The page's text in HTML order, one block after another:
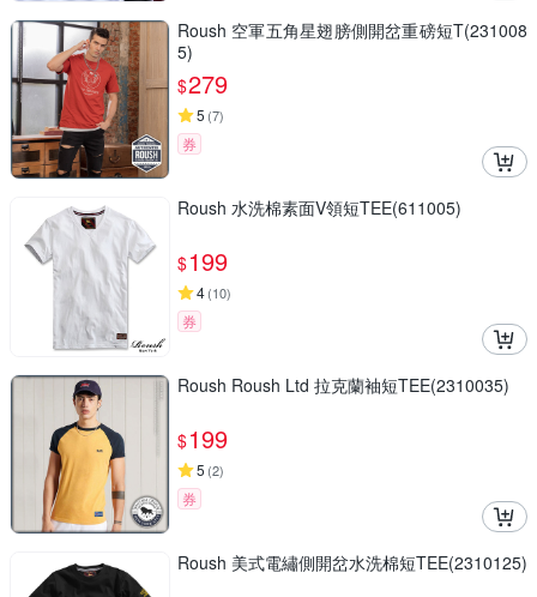
Roush 空軍五角星翅膀側開岔重磅短T(231008
5)
$279
5 (7)
券
Roush 水洗棉素面V領短TEE(611005)
$199
4(10)
券
Roush Roush Ltd 拉克蘭袖短TEE(2310035)
$199
5 (2)
券
Roush 美式電繡側開岔水洗棉短TEE(2310125)